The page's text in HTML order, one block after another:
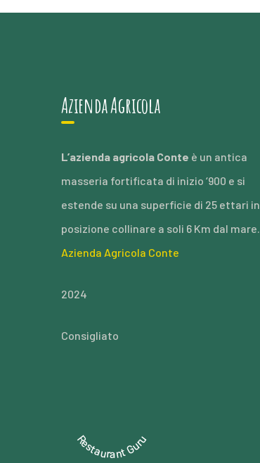
Azienda Agricola
L’azienda agricola Conte è un antica
masseria fortificata di inizio ‘900 e si
estende su una superficie di 25 ettari in
posizione collinare a soli 6 Km dal mare.
Azienda Agricola Conte
2024
Consigliato
Restaurant Guru